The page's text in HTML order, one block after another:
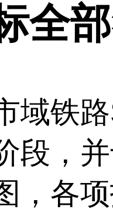
全
铁路
段，
，各